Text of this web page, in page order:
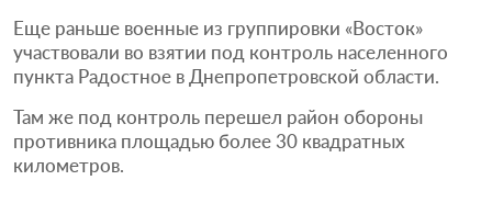
Еще раньше военные из группировки «Восток»
участвовали во взятии под контроль населенного
пункта Радостное в Днепропетровской области.
Там же под контроль перешел район обороны
противника площадью более 30 квадратных
километров.